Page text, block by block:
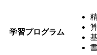
学習プログラム